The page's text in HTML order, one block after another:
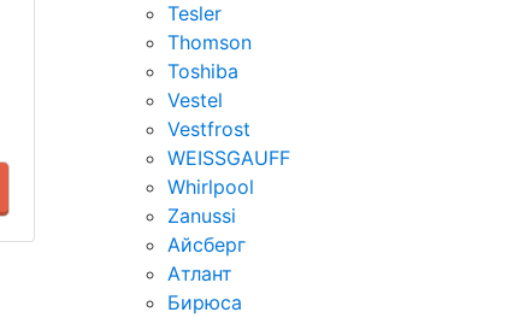
Tesler
Thomson
Toshiba
Vestel
Vestfrost
WEISSGAUFF
Whirlpool
Zanussi
Айсберг
Атлант
Бирюса